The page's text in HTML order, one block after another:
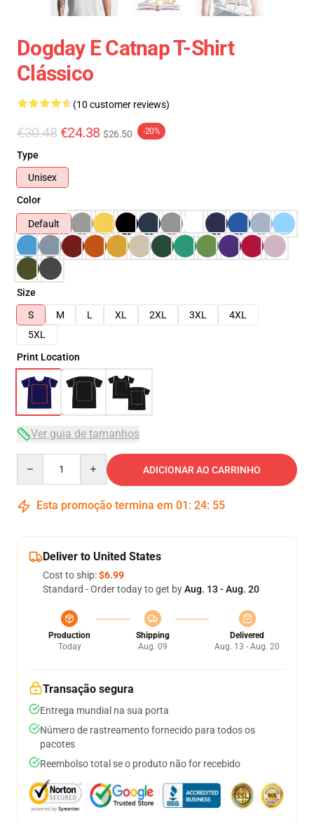
Dogday E Catnap T-Shirt
Clássico
(10 customer reviews)
€30.48 €24.38 $26.50 -20%
Type
Unisex
Color
Default
Size
S
M L XL 2XL 3XL
4XL
5XL
Print Location
Ver guia de tamanhos
ADICIONAR AO CARRINHO
Esta promoção termina em 01 : 24: 54
Deliver to United States
Cost to ship:$6.99
Standard - Order today to get byAug. 13 - Aug. 20
Production
Today
Shipping
Aug. 09
Delivered
Aug. 13 - Aug. 20
Transação segura
Entrega mundial na sua porta
Número de rastreamento fornecido para todos os
pacotes
Reembolso total se o produto não for recebido